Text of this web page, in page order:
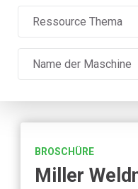
Ressource Thema
Name der Maschine
BROSCHÜRE
Miller